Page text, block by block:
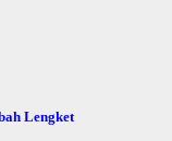
Lengket